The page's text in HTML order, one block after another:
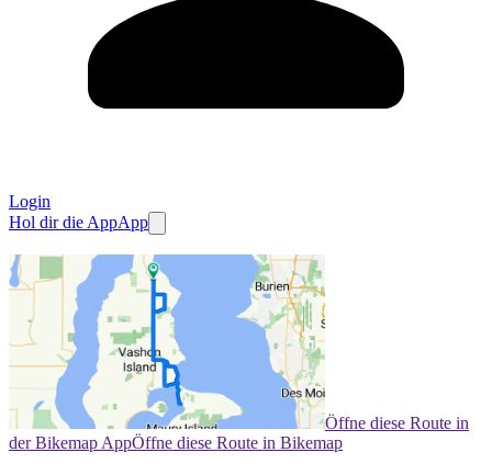
Login
Hol dir die AppApp
Öffne diese Route in
der Bikemap AppÖffne diese Route in Bikemap